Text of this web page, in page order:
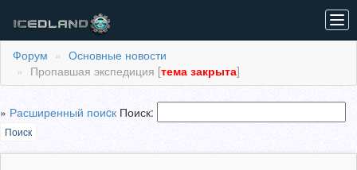
Форум
Основные новости
Пропавшая экспедиция [тема закрыта]
» Расширенный поиcк Поиск:
Поиск